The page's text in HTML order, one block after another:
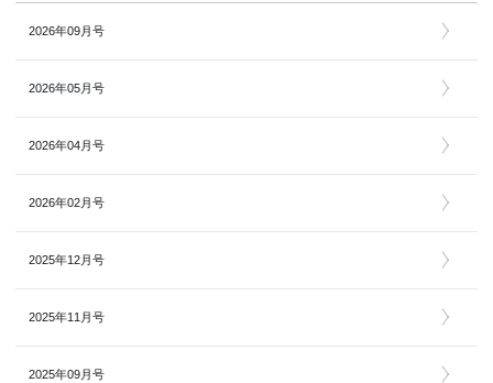
2026年09月号
2026年05月号
2026年04月号
2026年02月号
2025年12月号
2025年11月号
2025年09月号